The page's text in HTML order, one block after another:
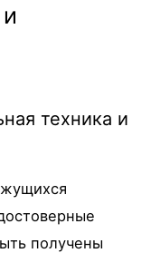
техника и
получены